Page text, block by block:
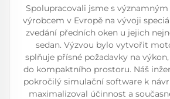
Spolupracovali jsme s
výrobcem v Evropě na vývoji
zvedání předních oken u jejich
sedan. Výzvou bylo vytvořit
splňuje přísné požadavky na
do kompaktního prostoru. Náš
pokročilý simulační software k
maximalizoval účinnost a